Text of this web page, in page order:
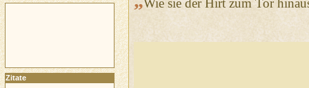
Wie sie der Hirt zum Tor
Zitate